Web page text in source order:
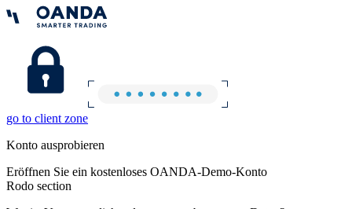
go to client zone
Konto ausprobieren
Eröffnen Sie ein kostenloses OANDA-Demo-Konto
Rodo section